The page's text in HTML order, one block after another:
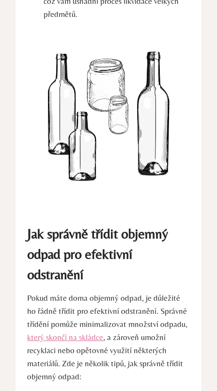
předmětů.
Jak správně třídit objemný
odpad pro efektivní
odstranění
Pokud máte doma objemný odpad, je důležité
ho řádně třídit pro efektivní odstranění. Správné
třídění pomůže minimalizovat množství odpadu,
který skončí na skládce, a zároveň umožní
recyklaci nebo opětovné využití některých
materiálů. Zde je několik tipů, jak správně třídit
objemný odpad: